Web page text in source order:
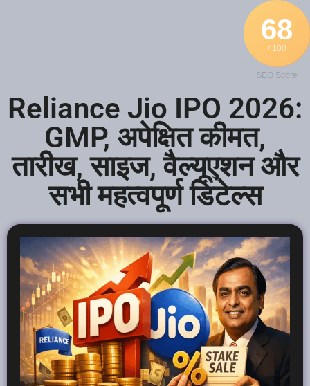
68
/ 100
SEO Score
Reliance Jio IPO 2026:
GMP, अपेक्षित कीमत,
तारीख, साइज, वैल्यूएशन और
सभी महत्वपूर्ण डिटेल्स